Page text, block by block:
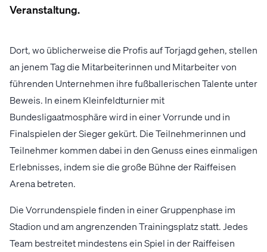
Veranstaltung.
Dort, wo üblicherweise die Profis auf Torjagd gehen, stellen
an jenem Tag die Mitarbeiterinnen und Mitarbeiter von
führenden Unternehmen ihre fußballerischen Talente unter
Beweis. In einem Kleinfeldturnier mit
Bundesligaatmosphäre wird in einer Vorrunde und in
Finalspielen der Sieger gekürt. Die Teilnehmerinnen und
Teilnehmer kommen dabei in den Genuss eines einmaligen
Erlebnisses, indem sie die große Bühne der Raiffeisen
Arena betreten.
Die Vorrundenspiele finden in einer Gruppenphase im
Stadion und am angrenzenden Trainingsplatz statt. Jedes
Team bestreitet mindestens ein Spiel in der Raiffeisen